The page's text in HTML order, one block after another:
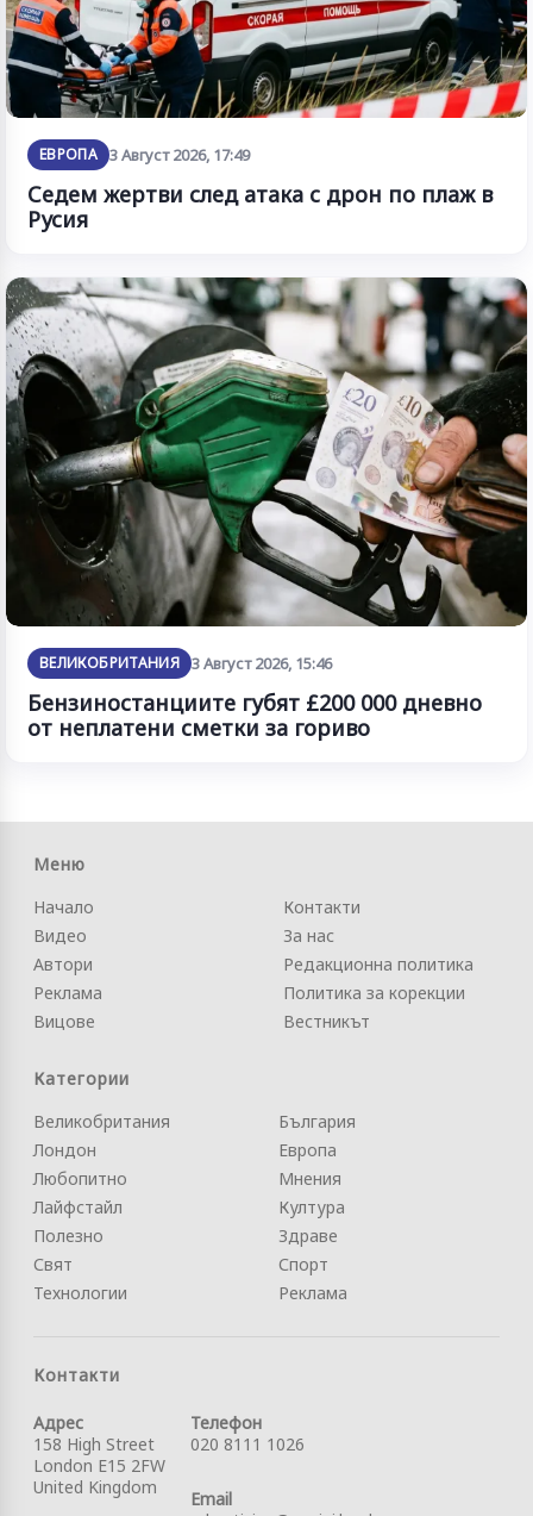
ЕВРОПА 3 Август 2026, 17:49
Седем жертви след атака с дрон по плаж в
Русия
ВЕЛИКОБРИТАНИЯ 3 Август 2026, 15:46
Бензиностанциите губят £200 000 дневно
от неплатени сметки за гориво
Меню
Начало
Видео
Автори
Реклама
Вицове
Контакти
За нас
Редакционна политика
Политика за корекции
Вестникът
Категории
Великобритания
Лондон
Любопитно
Лайфстайл
Полезно
Свят
Технологии
България
Европа
Мнения
Култура
Здраве
Спорт
Реклама
Контакти
Адрес
158 High Street
London E15 2FW
United Kingdom
Телефон
020 8111 1026
Email